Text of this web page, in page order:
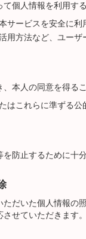
個人情報を利用す
サービスを安全に
用方法など、ユー
本人の同意を得
はこれらに準ずる
防止するために
だいた個人情報
させていただきます